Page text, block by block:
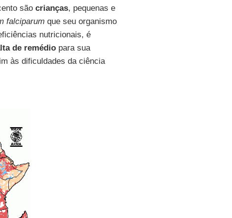
são crianças, pequenas e
falciparumque seu organismo
nutricionais, é
de remédiopara sua
às dificuldades da ciência